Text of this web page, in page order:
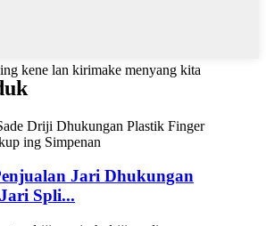
kene lan kirimake menyang kita
Jari Dhukungan
Spli...